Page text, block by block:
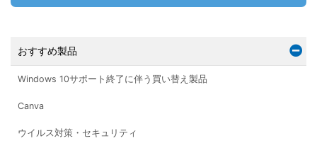
おすすめ製品
Windows 10サポート終了に伴う買い替え製品
Canva
ウイルス対策・セキュリティ